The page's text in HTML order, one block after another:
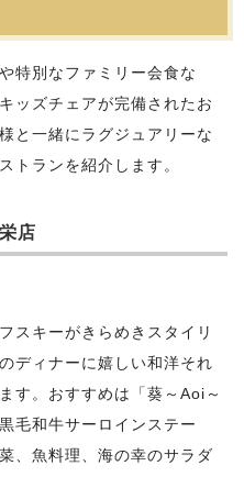
特別なファミリー会食な
ッズチェアが完備されたお
と一緒にラグジュアリーな
トランを紹介します。
店
スキーがきらめきスタイリ
ディナーに嬉しい和洋それ
す。おすすめは「葵～Aoi～
毛和牛サーロインステー
、魚料理、海の幸のサラダ